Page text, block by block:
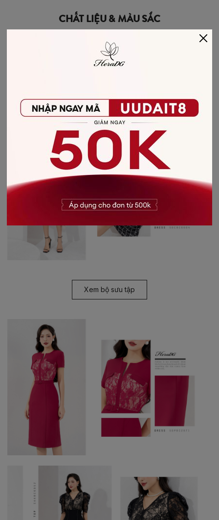
CHẤT LIỆU & MÀU SẮC
Những thiết kế mang gam màu rực rỡ, chất liệu dễ
chịu và biến tấu dễ dàng với nhiều kiểu phối khác
nhau luôn là sự lựa chọn ưu tiên hàng đầu cho tủ đồ
mùa hè mà quý cô không thể bỏ qua.
thời thượng nhé!
Xem bộ sưu tập